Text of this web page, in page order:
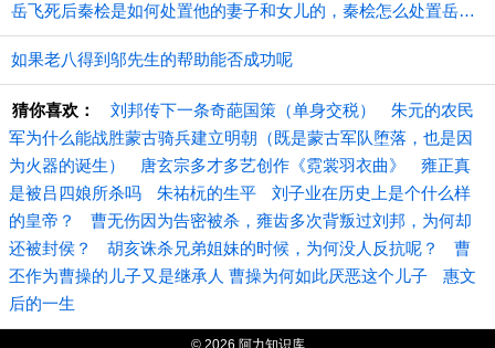
​岳飞死后秦桧是如何处置他的妻子和女儿的，秦桧怎么处置岳飞家人的
如果老八得到邬先生的帮助能否成功呢
猜你喜欢： 刘邦传下一条奇葩国策（单身交税）
朱元的农民
军为什么能战胜蒙古骑兵建立明朝（既是蒙古军队堕落，也是因
为火器的诞生）
唐玄宗多才多艺创作《霓裳羽衣曲》
雍正真
是被吕四娘所杀吗
朱祐杬的生平
刘子业在历史上是个什么样
的皇帝？
曹无伤因为告密被杀，雍齿多次背叛过刘邦，为何却
还被封侯？
胡亥诛杀兄弟姐妹的时候，为何没人反抗呢？
曹
丕作为曹操的儿子又是继承人 曹操为何如此厌恶这个儿子
惠文
后的一生
© 2026 阿力知识库